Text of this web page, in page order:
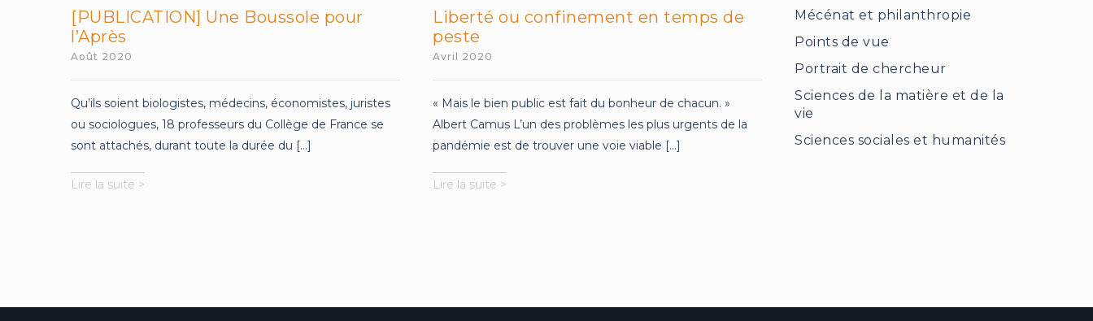
[PUBLICATION] Une Boussole pour
l’Après
Août 2020
Qu’ils soient biologistes, médecins, économistes, juristes
ou sociologues, 18 professeurs du Collège de France se
sont attachés, durant toute la durée du [...]
Lire la suite >
Liberté ou confinement en temps de
peste
Avril 2020
« Mais le bien public est fait du bonheur de chacun. »
Albert Camus L’un des problèmes les plus urgents de la
pandémie est de trouver une voie viable [...]
Lire la suite >
Mécénat et philanthropie
Points de vue
Portrait de chercheur
Sciences de la matière et de la
vie
Sciences sociales et humanités